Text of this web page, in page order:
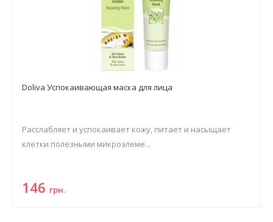
Doliva Успокаивающая маска для лица
Расслабляет и успокаивает кожу, питает и насыщает
клетки полезными микроэлеме...
146 грн.